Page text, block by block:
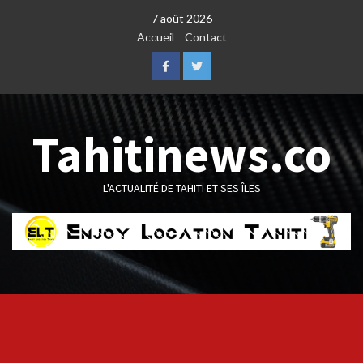
7 août 2026
Accueil
Contact
FacebookTwitter
Tahitinews.co
L'ACTUALITÉ DE TAHITI ET SES ÎLES